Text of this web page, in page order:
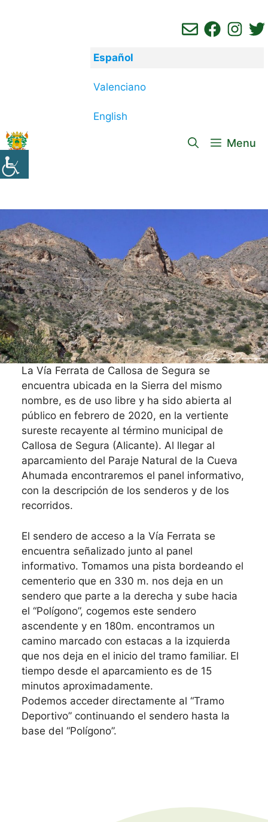
Español
Valenciano
English
Menu
La Vía Ferrata de Callosa de Segura se
encuentra ubicada en la Sierra del mismo
nombre, es de uso libre y ha sido abierta al
público en febrero de 2020, en la vertiente
sureste recayente al término municipal de
Callosa de Segura (Alicante). Al llegar al
aparcamiento del Paraje Natural de la Cueva
Ahumada encontraremos el panel informativo,
con la descripción de los senderos y de los
recorridos.
El sendero de acceso a la Vía Ferrata se
encuentra señalizado junto al panel
informativo. Tomamos una pista bordeando el
cementerio que en 330 m. nos deja en un
sendero que parte a la derecha y sube hacia
el “Polígono”, cogemos este sendero
ascendente y en 180m. encontramos un
camino marcado con estacas a la izquierda
que nos deja en el inicio del tramo familiar. El
tiempo desde el aparcamiento es de 15
minutos aproximadamente.
Podemos acceder directamente al “Tramo
Deportivo” continuando el sendero hasta la
base del “Polígono”.